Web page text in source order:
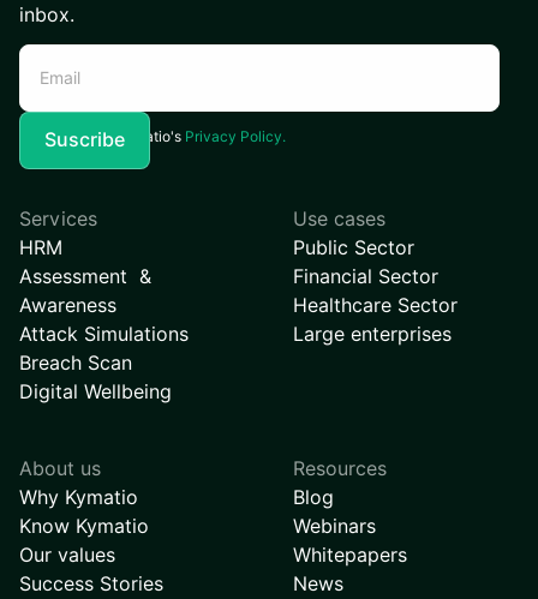
inbox.
I agree to Kymatio's Privacy Policy.
Services
HRM
Assessment &
Awareness
Attack Simulations
Breach Scan
Digital Wellbeing
Use cases
Public Sector
Financial Sector
Healthcare Sector
Large enterprises
About us
Why Kymatio
Know Kymatio
Our values
Success Stories
Resources
Blog
Webinars
Whitepapers
News